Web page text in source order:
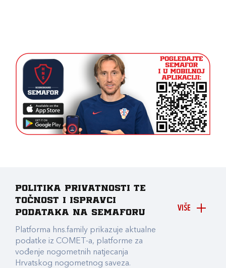
VIŠE
Politika privatnosti te
točnost i ispravci
podataka na Semaforu
Platforma hns.family prikazuje aktualne
podatke iz COMET-a, platforme za
vođenje nogometnih natjecanja
Hrvatskog nogometnog saveza.